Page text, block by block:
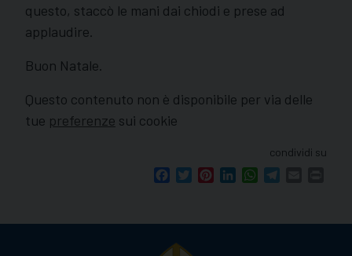
questo, staccò le mani dai chiodi e prese ad
applaudire.
Buon Natale.
Questo contenuto non è disponibile per via delle
tue preferenze sui cookie
condividi su
FacebookTwitterPinterestLinkedInWhatsApp